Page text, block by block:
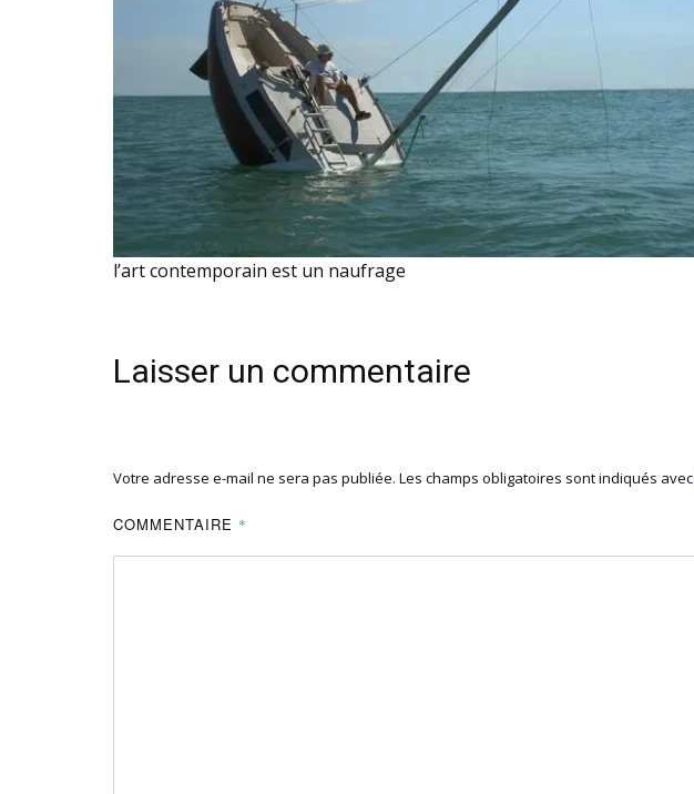
l’art contemporain est un naufrage
Laisser un commentaire
Votre adresse e-mail ne sera pas publiée. Les champs obligatoires sont indiqués avec
COMMENTAIRE *